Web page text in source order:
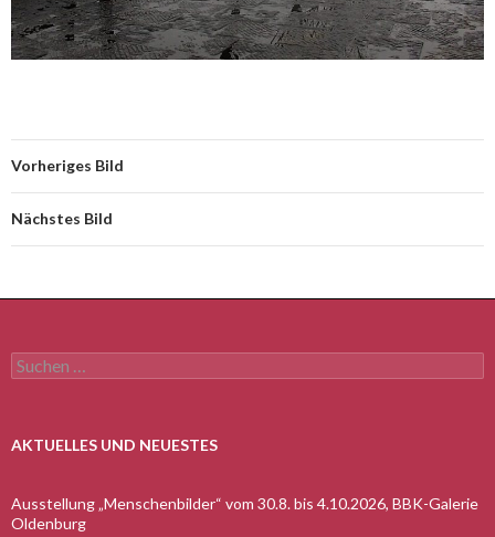
Vorheriges Bild
Nächstes Bild
Suchen
nach:
AKTUELLES UND NEUESTES
Ausstellung „Menschenbilder“ vom 30.8. bis 4.10.2026, BBK-Galerie
Oldenburg